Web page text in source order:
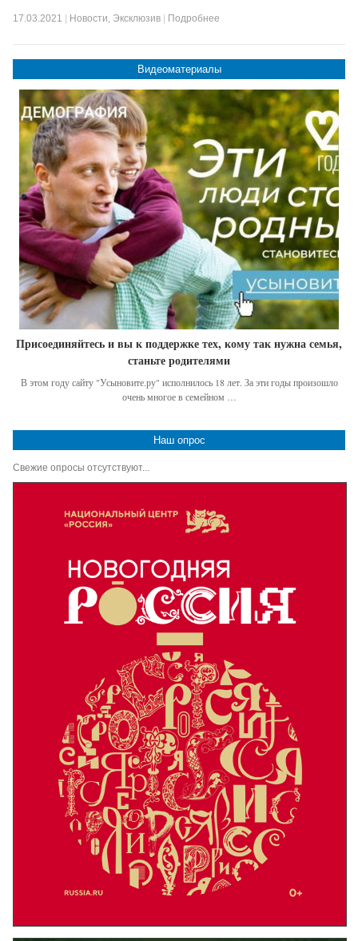
17.03.2021 Новости, Эксклюзив Подробнее
Видеоматериалы
Присоединяйтесь и вы к поддержке тех, кому так нужна семья,
станьте родителями
В этом году сайту "Усыновите.ру" исполнилось 18 лет. За эти годы произошло
очень многое в семейном …
Наш опрос
Свежие опросы отсутствуют...